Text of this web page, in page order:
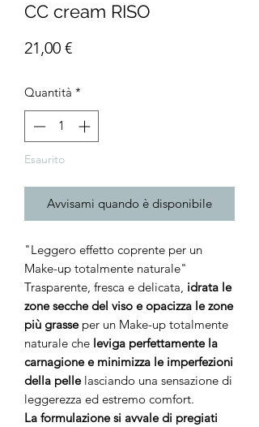
CC cream RISO
21,00 €Prezzo
Quantità *
Esaurito
Avvisami quando è disponibile
"Leggero effetto coprente per un
Make-up totalmente naturale"
Trasparente, fresca e delicata, idrata le
zone secche del viso e opacizza le zone
più grasseper un Make-up totalmente
naturale che leviga perfettamente la
carnagione e minimizza le imperfezioni
della pellelasciando una sensazione di
leggerezza ed estremo comfort.
La formulazione si avvale di pregiati